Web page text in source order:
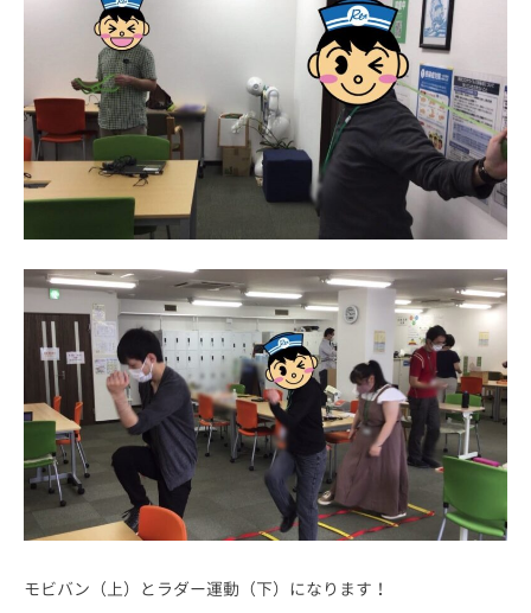
モビバン（上）とラダー運動（下）になります！